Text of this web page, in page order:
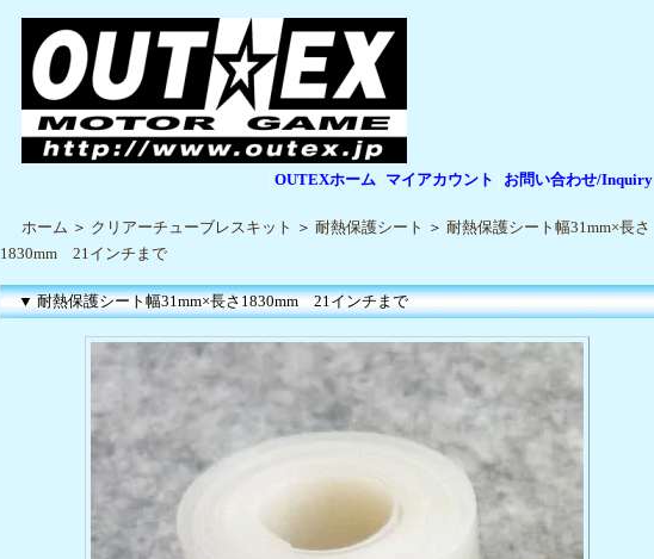
OUTEXホーム マイアカウント お問い合わせ/Inquiry
ホーム ＞ クリアーチューブレスキット ＞ 耐熱保護シート ＞ 耐熱保護シート幅31mm×長さ
1830mm 21インチまで
▼ 耐熱保護シート幅31mm×長さ1830mm 21インチまで